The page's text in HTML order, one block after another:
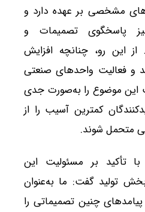
مشخصی بر عهده دارد و
پاسخگوی تصمیمات و
این رو، چنانچه افزایش
و فعالیت واحدهای صنعتی
این موضوع را به‌صورت جدی
کمترین آسیب را از
متحمل شوند.
تأکید بر مسئولیت این
تولید گفت: ما به‌عنوان
پیامدهای چنین تصمیماتی را